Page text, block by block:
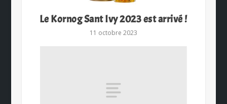
Le Kornog Sant Ivy 2023 est arrivé !
11 octobre 2023